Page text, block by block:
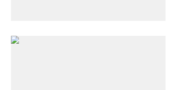
DEPORTES